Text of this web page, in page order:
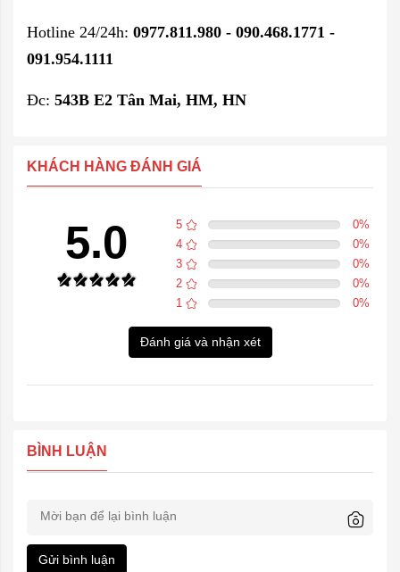
Hotline 24/24h: 0977.811.980 - 090.468.1771 -
091.954.1111
Đc: 543B E2 Tân Mai, HM, HN
KHÁCH HÀNG ĐÁNH GIÁ
5.0 5 0%
4
0%
3
0%
2
0%
1
0%
Đánh giá và nhận xét
BÌNH LUẬN
Gửi bình luận